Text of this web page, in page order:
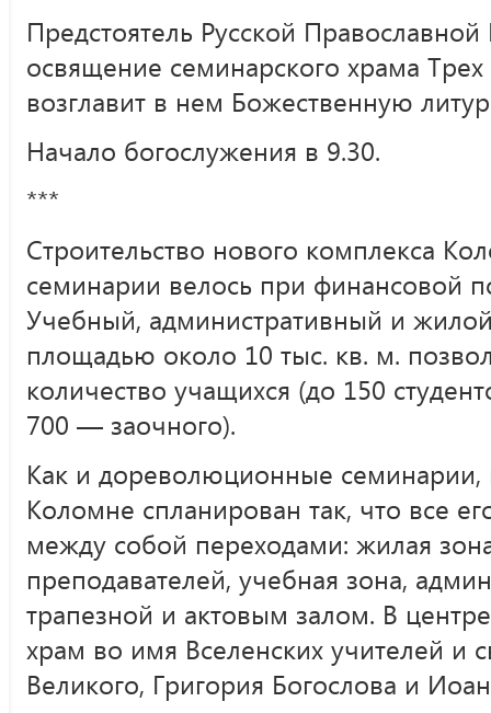
Предстоятель Русской
освящение семинарского храма Трех
возглавит в нем Божественную
Начало богослужения в 9.30.
***
Строительство нового комплекса
семинарии велось при финансовой
Учебный, административный и
площадью около 10 тыс. кв. м.
количество учащихся (до 150
700 — заочного).
Как и дореволюционные
Коломне спланирован так, что все
между собой переходами: жилая
преподавателей, учебная зона,
трапезной и актовым залом. В
храм во имя Вселенских учителей и
Великого, Григория Богослова и